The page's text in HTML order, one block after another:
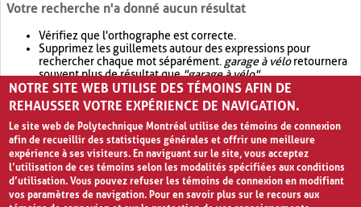
Votre recherche n'a donné aucun résultat
Vérifiez que l'orthographe est correcte.
Supprimez les guillemets autour des expressions pour
rechercher chaque mot séparément. garage à véloretournera
souvent plus de résultat que"garage à vélo".
Envisagez d'élargir votre recherche avec OR.garage OR vélo
retournera souvent plus de résultat quegarage à vélo
NOTRE SITE WEB UTILISE DES TÉMOINS AFIN DE
REHAUSSER VOTRE EXPÉRIENCE DE NAVIGATION.
Le site web de Polytechnique Montréal utilise des témoins de connexion
afin de recueillir des statistiques générales et offrir une meilleure
expérience à ses visiteurs. En naviguant sur le site, vous acceptez
l’utilisation de ces témoins selon les modalités spécifiées aux conditions
d’utilisation. Vous pouvez refuser les témoins de connexion en modifiant
vos paramètres de navigation. Pour en savoir plus sur le recours aux